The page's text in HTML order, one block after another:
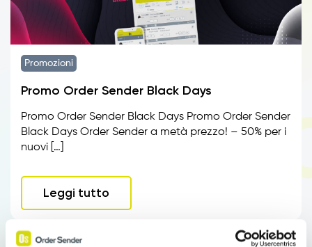
Promozioni
Promo Order Sender Black Days
Promo Order Sender Black Days Promo Order Sender
Black Days Order Sender a metà prezzo! – 50% per i
nuovi […]
Leggi tutto